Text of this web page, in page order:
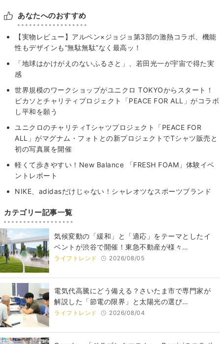
あなたへのおすすめ
【実物レビュー】アルペン×ジョジョ第3部の激熱コラボ、機能
性もデザインも“無駄無駄”なく最高ッ！
「地球はかけがえのないふるさと」、若田光一が宇宙で得た実
感
世界規模のワークショップがユニクロ TOKYOからスタート！
ピカソとチャリティプロジェクト「PEACE FOR ALL」がコラボ
し平和を願う
ユニクロのチャリティTシャツプロジェクト「PEACE FOR
ALL」がマグナム・フォトとの新プロジェクトでTシャツ販売と
初の写真展を開催
軽くて歩きやすい！New Balance 「FRESH FOAM」体験イベ
ントレポート
NIKE、adidasだけじゃない！シャレオツなスポーツブランド
カテゴリー記事一覧
気候変動の「緩和」と「適応」をテーマとしたイ
ベントが渋谷で開催！東急不動産が様々…
ライフトレンド 2026/08/05
電気代高騰にどう備える？さいたま市で専門家が
解説した「節電の限界」と太陽光の選び…
ライフトレンド 2026/08/04